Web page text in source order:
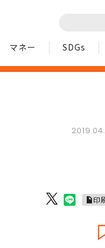
マネー SDGs
印